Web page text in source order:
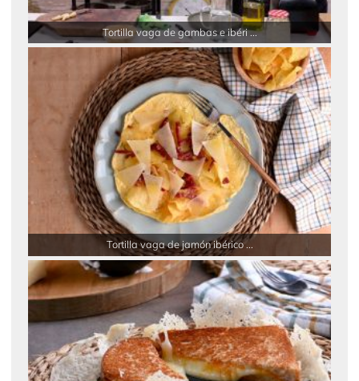
Tortilla vaga de gambas e ibéri ...
Tortilla vaga de jamón ibérico ...